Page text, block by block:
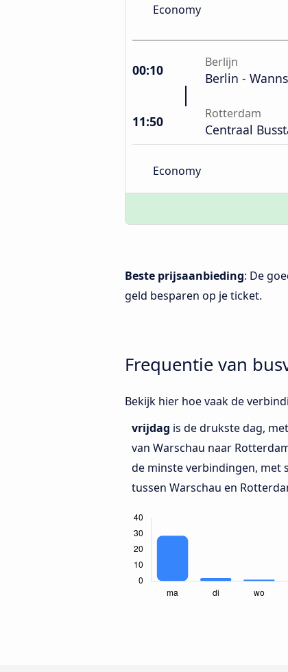
Economy
00:10 Berlijn
Berlin -
11:50 Rotterdam
Centraal
Economy
Beste prijsaanbieding: De
geld besparen op je ticket.
Frequentie van
Bekijk hier hoe vaak de
vrijdag is de drukste dag,
van Warschau naar
de minste verbindingen, met
tussen Warschau en